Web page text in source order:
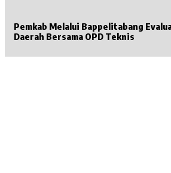
Pemkab Melalui Bappelitabang
Daerah Bersama OPD Teknis